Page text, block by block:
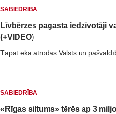
SABIEDRĪBA
Līvbērzes pagasta iedzīvotāji
(+VIDEO)
Tāpat ēkā atrodas Valsts un
SABIEDRĪBA
«Rīgas siltums» tērēs ap 3